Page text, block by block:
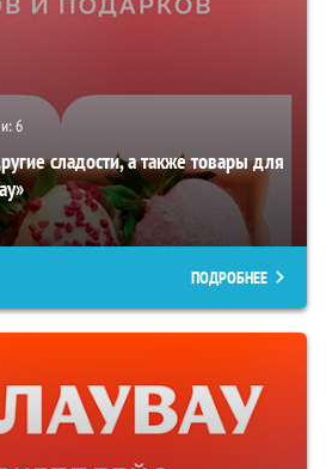
6
сладости, а также товары для
ПОДРОБНЕЕ